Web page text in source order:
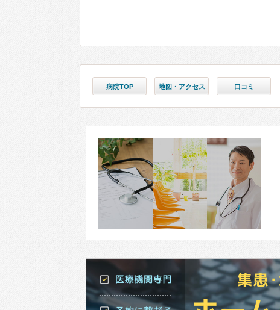
病院TOP 地図・アクセス 口コミ